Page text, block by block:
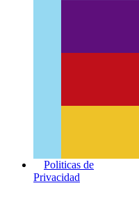
Politicas de
Privacidad